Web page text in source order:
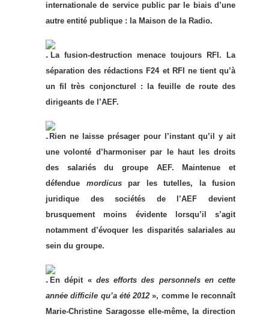
internationale de service public par le biais d’une
autre entité publique : la Maison de la Radio.
La fusion-destruction menace toujours RFI. La
séparation des rédactions F24 et RFI ne tient qu’à
un fil très conjoncturel : la feuille de route des
dirigeants de l’AEF.
Rien ne laisse présager pour l’instant qu’il y ait
une volonté d’harmoniser par le haut les droits
des salariés du groupe AEF. Maintenue et
défendue mordicuspar les tutelles, la fusion
juridique des sociétés de l’AEF devient
brusquement moins évidente lorsqu’il s’agit
notamment d’évoquer les disparités salariales au
sein du groupe.
En dépit « des efforts des personnels en cette
année difficile qu’a été 2012 », comme le reconnaît
Marie-Christine Saragosse elle-même, la direction